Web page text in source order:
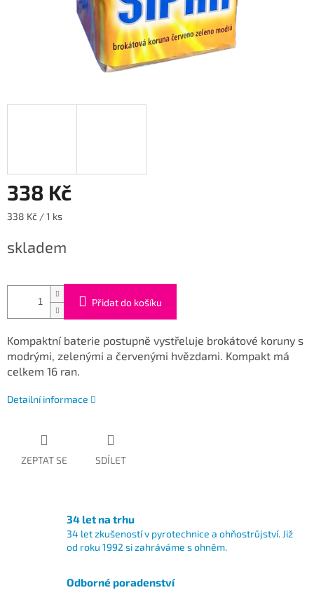
338 Kč
Měrná
338 Kč / 1 ks
skladem
Přidat do košíku
Kompaktní baterie postupně vystřeluje brokátové koruny s
modrými, zelenými a červenými hvězdami. Kompakt má
celkem 16 ran.
Detailní informace
ZEPTAT SE SDÍLET
34 let na trhu
34 let zkušeností v pyrotechnice a ohňostrůjství. Již
od roku 1992 si zahráváme s ohněm.
Odborné poradenství